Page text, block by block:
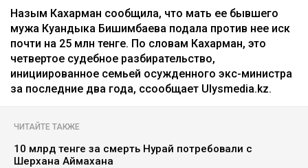
Назым Кахарман сообщила, что мать ее бывшего
мужа Куандыка Бишимбаева подала против нее иск
почти на 25 млн тенге. По словам Кахарман, это
четвертое судебное разбирательство,
инициированное семьей осужденного экс-министра
за последние два года, ссообщает Ulysmedia.kz.
ЧИТАЙТЕ ТАКЖЕ
10 млрд тенге за смерть Нурай потребовали с
Шерхана Аймахана